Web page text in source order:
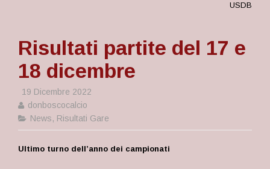
USDB
Risultati partite del 17 e
18 dicembre
19 Dicembre 2022
donboscocalcio
News, Risultati Gare
Ultimo turno dell’anno dei campionati